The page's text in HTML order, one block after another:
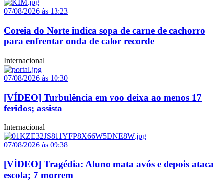
07/08/2026 às 13:23
Coreia do Norte indica sopa de carne de cachorro
para enfrentar onda de calor recorde
Internacional
07/08/2026 às 10:30
[VÍDEO] Turbulência em voo deixa ao menos 17
feridos; assista
Internacional
07/08/2026 às 09:38
[VÍDEO] Tragédia: Aluno mata avós e depois ataca
escola; 7 morrem